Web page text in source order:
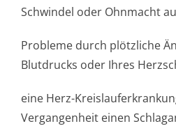
Schwindel oder Ohnmacht
Probleme durch plötzliche
Blutdrucks oder Ihres
eine Herz-
Vergangenheit einen